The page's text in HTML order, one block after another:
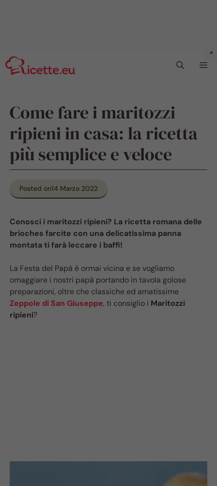
al
contenuto
Come fare i maritozzi
ripieni in casa: la ricetta
più semplice e veloce
Posted on14 Marzo 2022
Conosci i maritozzi ripieni? La ricetta romana delle
brioches farcite con una delicatissima panna
montata ti farà leccare i baffi!
La Festa del Papà è ormai vicina e se vogliamo
omaggiare i nostri papà portando in tavola golose
preparazioni, oltre che classiche ed amatissime
Zeppole di San Giuseppe, ti consiglio i Maritozzi
ripieni?